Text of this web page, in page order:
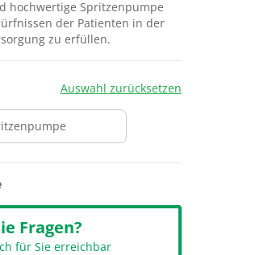
hochwertige Spritzenpumpe
der Patienten in der
zu erfüllen.
Auswahl zurücksetzen
Fragen?
für Sie erreichbar